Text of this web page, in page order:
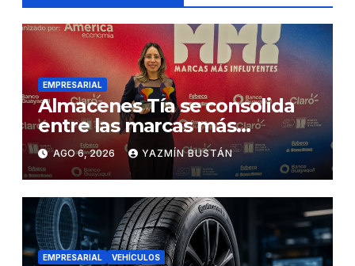
EMPRESARIAL
Almacenes Tía se consolida
entre las marcas más
influyentes del Ecuador
AGO 6, 2026 YAZMÍN BUSTÁN
EMPRESARIAL VEHÍCULOS